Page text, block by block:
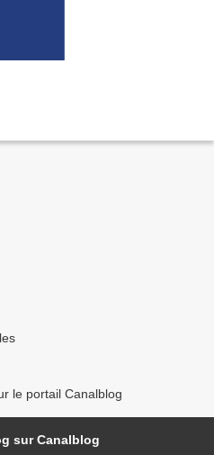
le portail Canalblog
sur Canalblog